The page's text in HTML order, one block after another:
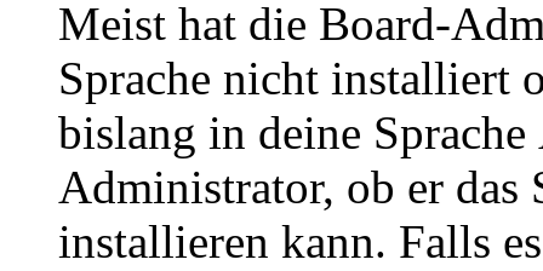
Meist hat die Board-
Sprache nicht installiert
bislang in deine
Administrator, ob er das
installieren kann. Falls